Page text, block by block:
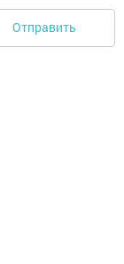
Отправить